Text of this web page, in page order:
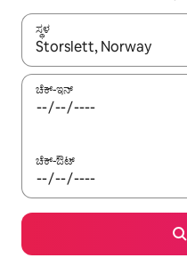
ಸ್ಥಳ
ಫಲಿತಾಂಶಗಳು ಲಭ್ಯವಿರುವಾಗ,
ಚೆಕ್-ಇನ್
ಚೆಕ್-ಔಟ್